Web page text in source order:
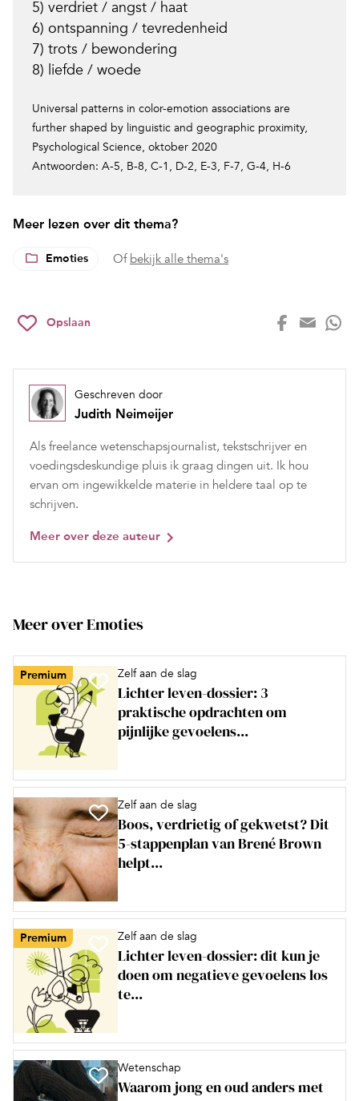
5) verdriet / angst / haat
6) ontspanning / tevredenheid
7) trots / bewondering
8) liefde / woede
Universal patterns in color-emotion associations are
further shaped by linguistic and geographic proximity,
Psychological Science, oktober 2020
Antwoorden: A-5, B-8, C-1, D-2, E-3, F-7, G-4, H-6
Meer lezen over dit thema?
Emoties Of bekijk alle thema's
Opslaan
Geschreven door
Judith Neimeijer
Als freelance wetenschapsjournalist, tekstschrijver en
voedingsdeskundige pluis ik graag dingen uit. Ik hou
ervan om ingewikkelde materie in heldere taal op te
schrijven.
Meer over deze auteur
Meer over Emoties
Premium Zelf aan de slag
Lichter leven-dossier: 3
praktische opdrachten om
pijnlijke gevoelens...
Zelf aan de slag
Boos, verdrietig of gekwetst? Dit
5-stappenplan van Brené Brown
helpt...
Premium Zelf aan de slag
Lichter leven-dossier: dit kun je
doen om negatieve gevoelens los
te...
Wetenschap
Waarom jong en oud anders met